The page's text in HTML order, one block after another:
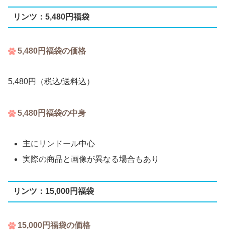
リンツ：5,480円福袋
5,480円福袋の価格
5,480円（税込/送料込）
5,480円福袋の中身
主にリンドール中心
実際の商品と画像が異なる場合もあり
リンツ：15,000円福袋
15,000円福袋の価格